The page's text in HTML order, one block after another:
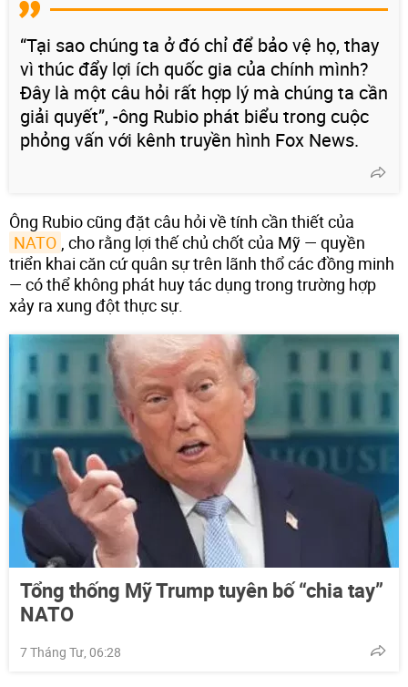
“Tại sao chúng ta ở đó chỉ để bảo vệ họ, thay
vì thúc đẩy lợi ích quốc gia của chính mình?
Đây là một câu hỏi rất hợp lý mà chúng ta cần
giải quyết”, -ông Rubio phát biểu trong cuộc
phỏng vấn với kênh truyền hình Fox News.
Ông Rubio cũng đặt câu hỏi về tính cần thiết của
NATO , cho rằng lợi thế chủ chốt của Mỹ — quyền
triển khai căn cứ quân sự trên lãnh thổ các đồng minh
— có thể không phát huy tác dụng trong trường hợp
xảy ra xung đột thực sự.
Tổng thống Mỹ Trump tuyên bố “chia tay”
NATO
7 Tháng Tư, 06:28